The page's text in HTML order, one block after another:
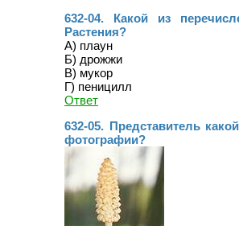
632-04. Какой из
Растения?
А) плаун
Б) дрожжи
В) мукор
Г) пеницилл
Ответ
632-05. Представитель
фотографии?